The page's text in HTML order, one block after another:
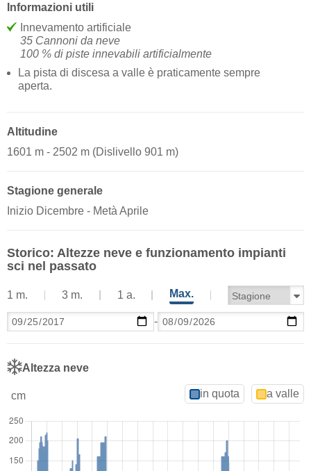
Informazioni utili
Innevamento artificiale
35 Cannoni da neve
100 % di piste innevabili artificialmente
La pista di discesa a valle è praticamente sempre
aperta.
Altitudine
1601 m - 2502 m (Dislivello 901 m)
Stagione generale
Inizio Dicembre - Metà Aprile
Storico: Altezze neve e funzionamento impianti
sci nel passato
1 m. 3 m. 1 a. Max.
-
Altezza neve
cm in quota a valle